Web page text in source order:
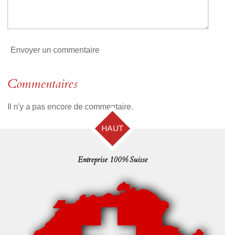
Envoyer un commentaire
Commentaires
Il n'y a pas encore de commentaire.
HAUT
Entreprise 100% Suisse